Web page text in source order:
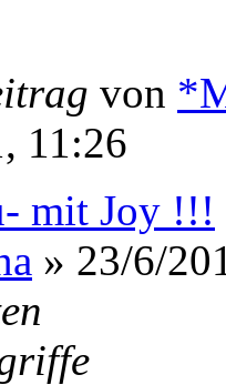
von
11:26
mit Joy !!!
» 23/6/